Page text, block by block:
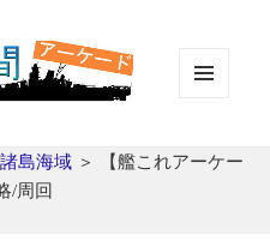
ィジェ
ット
島海域 ＞
【艦これアーケー
/周回